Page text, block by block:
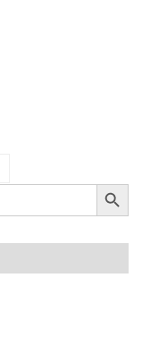
Botón de